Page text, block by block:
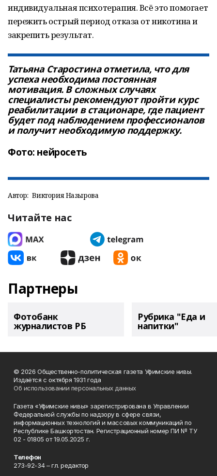
индивидуальная психотерапия. Всё это помогает
пережить острый период отказа от никотина и
закрепить результат.
Татьяна Старостина отметила, что для
успеха необходима постоянная
мотивация. В сложных случаях
специалисты рекомендуют пройти курс
реабилитации в стационаре, где пациент
будет под наблюдением профессионалов
и получит необходимую поддержку.
Фото: нейросеть
Автор: Виктория Назырова
Читайте нас
Партнеры
Фотобанк
журналистов РБ
Рубрика "Еда и
напитки"
© 2026 Общественно-политическая газета Уфимские нивы.
Издаётся с октября 1931 года
Об использовании персональных данных
Газета «Уфимские нивы» зарегистрирована в Управлении
Федеральной службы по надзору в сфере связи,
информационных технологий и массовых коммуникаций по
Республике Башкортостан. Регистрационный номер ПИ № ТУ
02 - 01805 от 19.05.2025 г.
Телефон
273-92-34 – гл. редактор